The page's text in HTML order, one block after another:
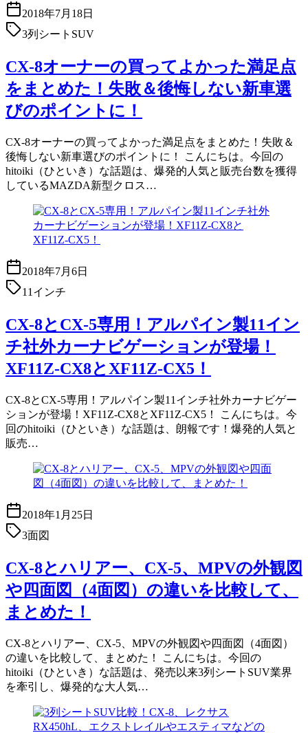
2018年7月18日
3列シートSUV
CX-8オーナーの買ってよかった満足点
をまとめた！失敗＆後悔しない新車選
びのポイントに！
CX-8オーナーの買ってよかった満足点をまとめた！失敗＆
後悔しない新車選びのポイントに！ こんにちは。今回の
hitoiki（ひといき）な話題は、爆発的人気と販売台数を獲得
しているMAZDA新型クロス…
2018年7月6日
11インチ
CX-8とCX-5専用！アルパイン製11イン
チ社外カーナビゲーションが登場！
XF11Z-CX8とXF11Z-CX5！
CX-8とCX-5専用！アルパイン製11インチ社外カーナビゲー
ションが登場！XF11Z-CX8とXF11Z-CX5！ こんにちは。今
回のhitoiki（ひといき）な話題は、朗報です！爆発的人気と
販売…
2018年1月25日
3面図
CX-8とハリアー、CX-5、MPVの外観図
や四面図（4面図）の違いを比較して、
まとめた！
CX-8とハリアー、CX-5、MPVの外観図や四面図（4面図）
の違いを比較して、まとめた！ こんにちは。今回の
hitoiki（ひといき）な話題は、発売以来3列シートSUV業界
を牽引し、爆発的な大人気…